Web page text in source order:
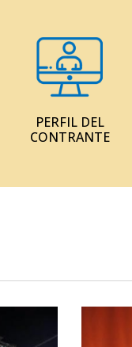
PERFIL DEL
CONTRANTE